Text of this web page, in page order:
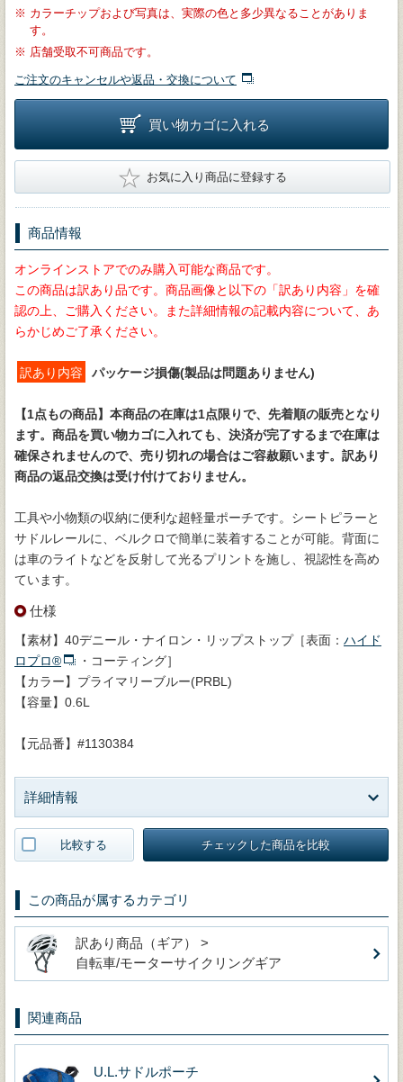
※ カラーチップおよび写真は、実際の色と多少異なることがありま
す。
※ 店舗受取不可商品です。
ご注文のキャンセルや返品・交換について
買い物カゴに入れる
★ お気に入り商品に登録する
商品情報
オンラインストアでのみ購入可能な商品です。
この商品は訳あり品です。商品画像と以下の「訳あり内容」を確
認の上、ご購入ください。また詳細情報の記載内容について、あ
らかじめご了承ください。
訳あり内容 パッケージ損傷(製品は問題ありません)
【1点もの商品】 本商品の在庫は1点限りで、先着順の販売となり
ます。商品を買い物カゴに入れても、決済が完了するまで在庫は
確保されませんので、売り切れの場合はご容赦願います。訳あり
商品の返品交換は受け付けておりません。
工具や小物類の収納に便利な超軽量ポーチです。シートピラーと
サドルレールに、ベルクロで簡単に装着することが可能。背面に
は車のライトなどを反射して光るプリントを施し、視認性を高め
ています。
仕様
【素材】40デニール・ナイロン・リップストップ［表面： ハイド
ロプロ®
・コーティング］
【カラー】プライマリーブルー(PRBL)
【容量】0.6L
【元品番】#1130384
詳細情報
比較する チェックした商品を比較
この商品が属するカテゴリ
訳あり商品（ギア） >
自転車/モーターサイクリングギア
関連商品
U.L.サドルポーチ